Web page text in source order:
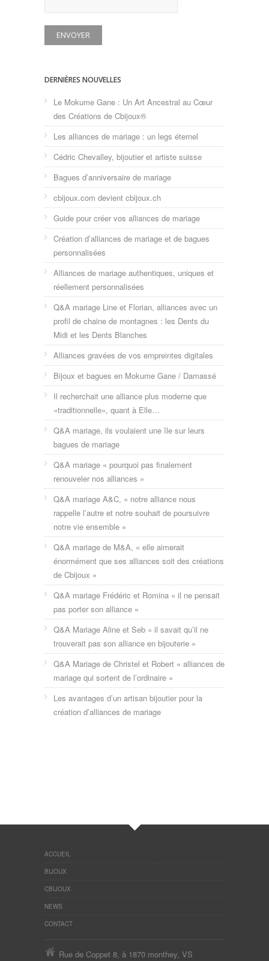
DERNIÈRES NOUVELLES
Le Mokume Gane : Un Art Ancestral au Cœur
des Créations de Cbijoux®
Les alliances de mariage : un legs éternel
Cédric Chevalley, bijoutier et artiste suisse
Bagues d’anniversaire de mariage
cbijoux.com devient cbijoux.ch
Guide pour créer vos alliances de mariage
Création d’alliances de mariage et de bagues
personnalisées
Alliances de mariage authentiques, uniques et
réellement personnalisées
Q&A mariage Line et Florian, alliances avec un
profil de chaine de montagnes : les Dents du
Midi et les Dents Blanches
Alliances gravées de vos empreintes digitales
Bijoux et bagues en Mokume Gane / Damassé
Il recherchait une alliance plus moderne que
«traditionnelle», quant à Elle…
Q&A mariage, ils voulaient une île sur leurs
bagues de mariage
Q&A mariage « pourquoi pas finalement
renouveler nos alliances »
Q&A mariage A&C, « notre alliance nous
rappelle l’autre et notre souhait de poursuivre
notre vie ensemble »
Q&A mariage de M&A, « elle aimerait
énormément que ses alliances soit des créations
de Cbijoux »
Q&A mariage Frédéric et Romina « il ne pensait
pas porter son alliance »
Q&A Mariage Aline et Seb « il savait qu’il ne
trouverait pas son alliance en bijouterie »
Q&A Mariage de Christel et Robert « alliances de
mariage qui sortent de l’ordinaire »
Les avantages d’un artisan bijoutier pour la
création d’alliances de mariage
ACCUEIL
BIJOUX
CBIJOUX
NEWS
CONTACT
Rue de Coppet 8, à 1870 monthey, VS